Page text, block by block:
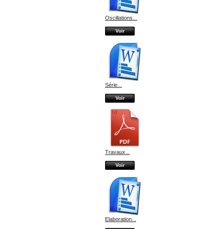
Oscillations...
Voir
Série...
Voir
Travaux...
Voir
Elaboration...